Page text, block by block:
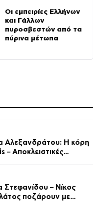
Οι εμπειρίες Ελλήνων
και Γάλλων
πυροσβεστών από τα
πύρινα μέτωπα
Αλεξανδράτου: Η κόρη
– Αποκλειστικές
Στεφανίδου – Νίκος
ποζάρουν με